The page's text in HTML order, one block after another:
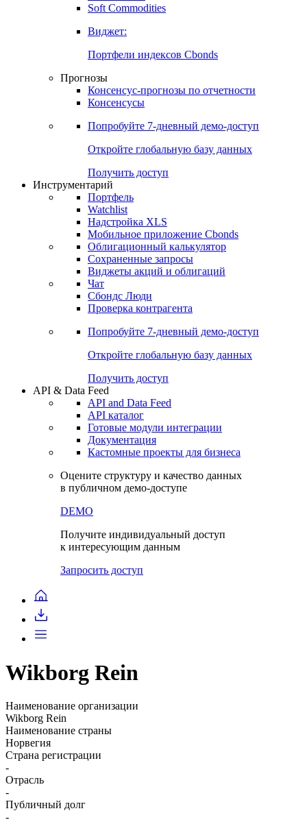
Soft Commodities
Виджет:
Портфели индексов Cbonds
Прогнозы
Консенсус-прогнозы по отчетности
Консенсусы
Попробуйте 7-дневный демо-доступ
Откройте глобальную базу данных
Получить доступ
Инструментарий
Портфель
Watchlist
Надстройка XLS
Мобильное приложение Cbonds
Облигационный калькулятор
Сохраненные запросы
Виджеты акций и облигаций
Чат
Сбондс Люди
Проверка контрагента
Попробуйте 7-дневный демо-доступ
Откройте глобальную базу данных
Получить доступ
API & Data Feed
API and Data Feed
API каталог
Готовые модули интеграции
Документация
Кастомные проекты для бизнеса
Оцените структуру и качество данных
в публичном демо-доступе
DEMO
Получите индивидуальный доступ
к интересующим данным
Запросить доступ
Wikborg Rein
Наименование организации
Wikborg Rein
Наименование страны
Норвегия
Страна регистрации
-
Отрасль
-
Публичный долг
-